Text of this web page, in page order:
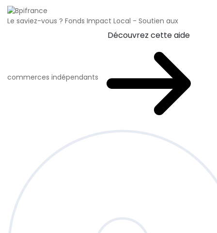
Le saviez-vous ? Fonds Impact Local - Soutien aux
commerces indépendants
Découvrez cette aide